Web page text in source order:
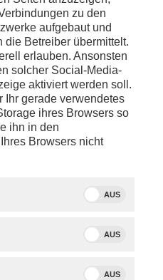
phoenix am
in "phoenix vor ort".
zu den
aufgebaut und
die Betreiber übermittelt.
erlauben. Ansonsten
solcher Social-Media-
aktiviert werden soll.
Ihr gerade verwendetes
ihres Browsers so
ihn in den
Browsers nicht
AUS
AUS
AUS